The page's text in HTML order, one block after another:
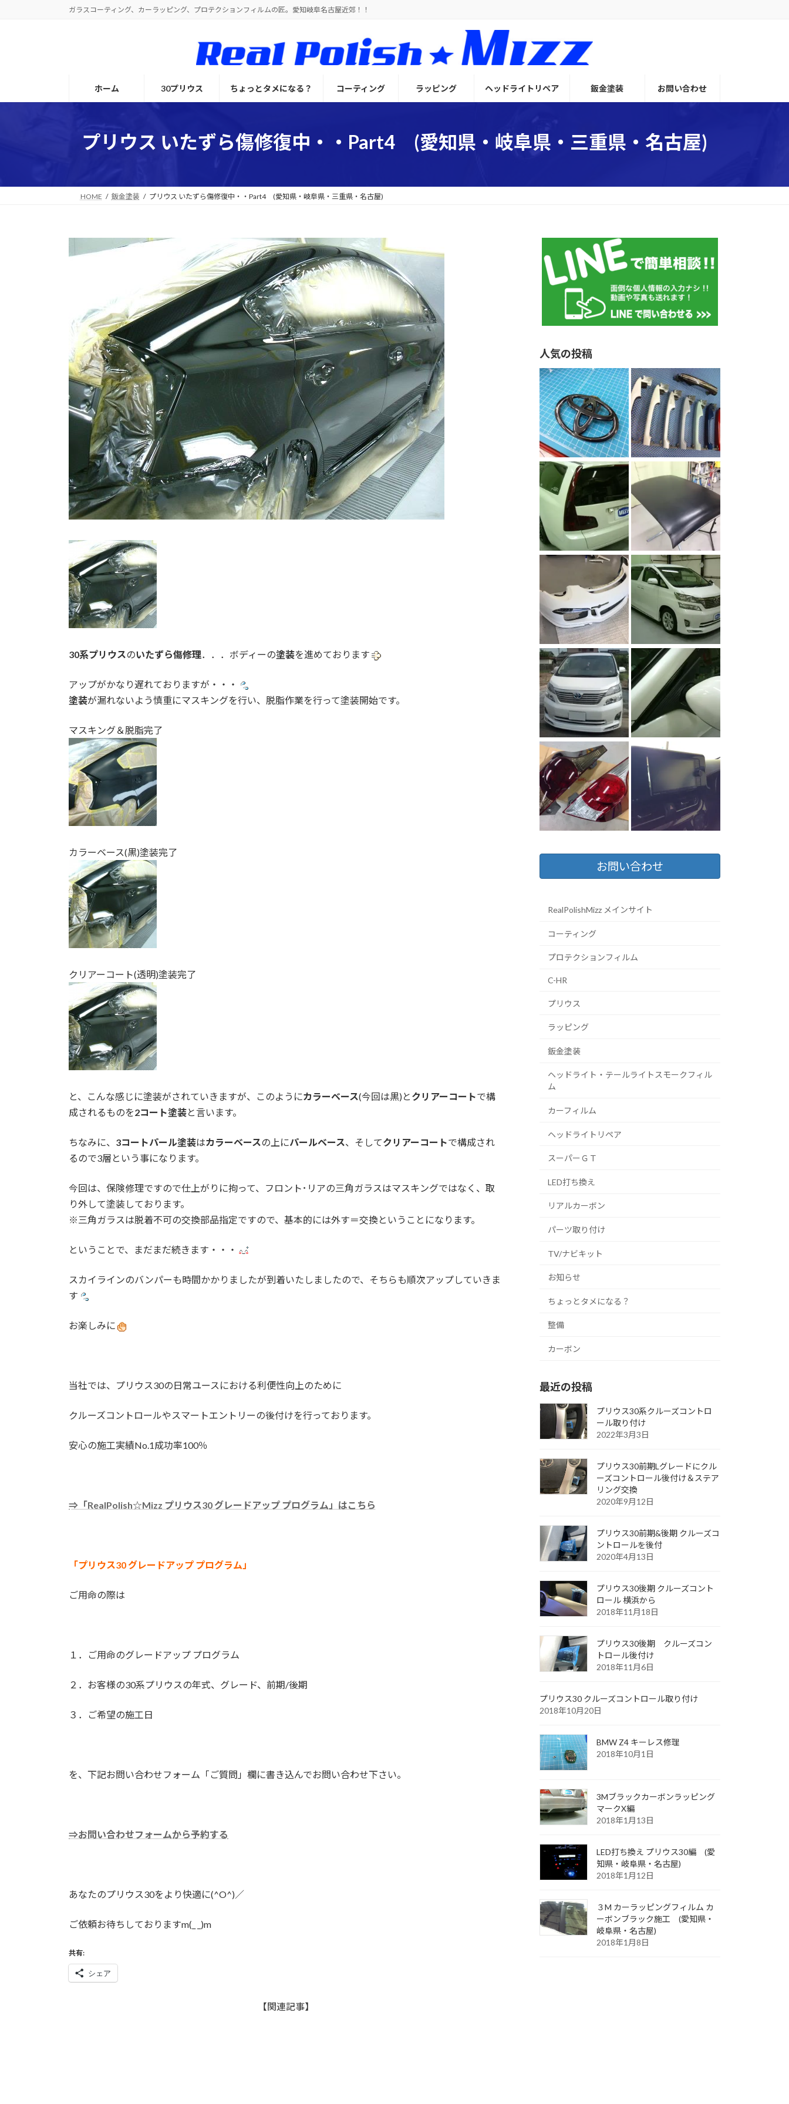
キ
に
ガラスコーティング、カーラッピング、プロテクションフィルムの匠。愛知岐阜名古屋近郊！！
ホーム 30プリウス ちょっとタメになる？ コーティング ラッピング ヘッドライトリペア 鈑金塗装 お問い合わせ
プリウス いたずら傷修復中・・Part4 (愛知県・岐阜県・三重県・名古屋)
HOME 鈑金塗装 プリウス いたずら傷修復中・・Part4 (愛知県・岐阜県・三重県・名古屋)
30系プリウスのいたずら傷修理．．．ボディーの塗装を進めております
アップがかなり遅れておりますが・・・
塗装が漏れないよう慎重にマスキングを行い、脱脂作業を行って塗装開始です。
マスキング＆脱脂完了
カラーベース(黒)塗装完了
クリアーコート(透明)塗装完了
と、こんな感じに塗装がされていきますが、このようにカラーベース(今回は黒)と クリアーコートで構
成されるものを2コート塗装と言います。
ちなみに、 3コートパール塗装はカラーベースの上にパールベース、そしてクリアーコートで構成され
るので3層という事になります。
今回は、保険修理ですので仕上がりに拘って、フロント･リアの三角ガラスはマスキングではなく、取
り外して塗装しております。
※三角ガラスは脱着不可の交換部品指定ですので、基本的には外す＝交換ということになります。
ということで、まだまだ続きます・・・
スカイラインのバンパーも時間かかりましたが到着いたしましたので、そちらも順次アップしていきま
す
お楽しみに
当社では、プリウス30の日常ユースにおける利便性向上のために
クルーズコントロールやスマートエントリーの後付けを行っております。
安心の施工実績No.1成功率100％
⇒「RealPolish☆Mizz プリウス30 グレードアップ プログラム」はこちら
「プリウス30 グレードアップ プログラム」
ご用命の際は
１．ご用命のグレードアップ プログラム
２．お客様の30系プリウスの年式、グレード、前期/後期
３．ご希望の施工日
を、下記お問い合わせフォーム「ご質問」欄に書き込んでお問い合わせ下さい。
⇒お問い合わせフォームから予約する
あなたのプリウス30をより快適に(^O^)／
ご依頼お待ちしておりますm(_ _)m
共有:
シェア
【関連記事】
人気の投稿
お問い合わせ
RealPolishMizz メインサイト
コーティング
プロテクションフィルム
C-HR
プリウス
ラッピング
鈑金塗装
ヘッドライト・テールライトスモークフィル
ム
カーフィルム
ヘッドライトリペア
スーパーＧＴ
LED打ち換え
リアルカーボン
パーツ取り付け
TV/ナビキット
お知らせ
ちょっとタメになる？
整備
カーボン
最近の投稿
プリウス30系クルーズコントロ
ール取り付け
2022年3月3日
プリウス30前期Lグレードにクル
ーズコントロール後付け＆ステア
リング交換
2020年9月12日
プリウス30前期&後期 クルーズコ
ントロールを後付
2020年4月13日
プリウス30後期 クルーズコント
ロール 横浜から
2018年11月18日
プリウス30後期 クルーズコン
トロール後付け
2018年11月6日
プリウス30 クルーズコントロール取り付け
2018年10月20日
BMW Z4 キーレス修理
2018年10月1日
3Mブラックカーボンラッピング
マークX編
2018年1月13日
LED打ち換え プリウス30編 (愛
知県・岐阜県・名古屋)
2018年1月12日
３M カーラッピングフィルム カ
ーボンブラック施工 (愛知県・
岐阜県・名古屋)
2018年1月8日